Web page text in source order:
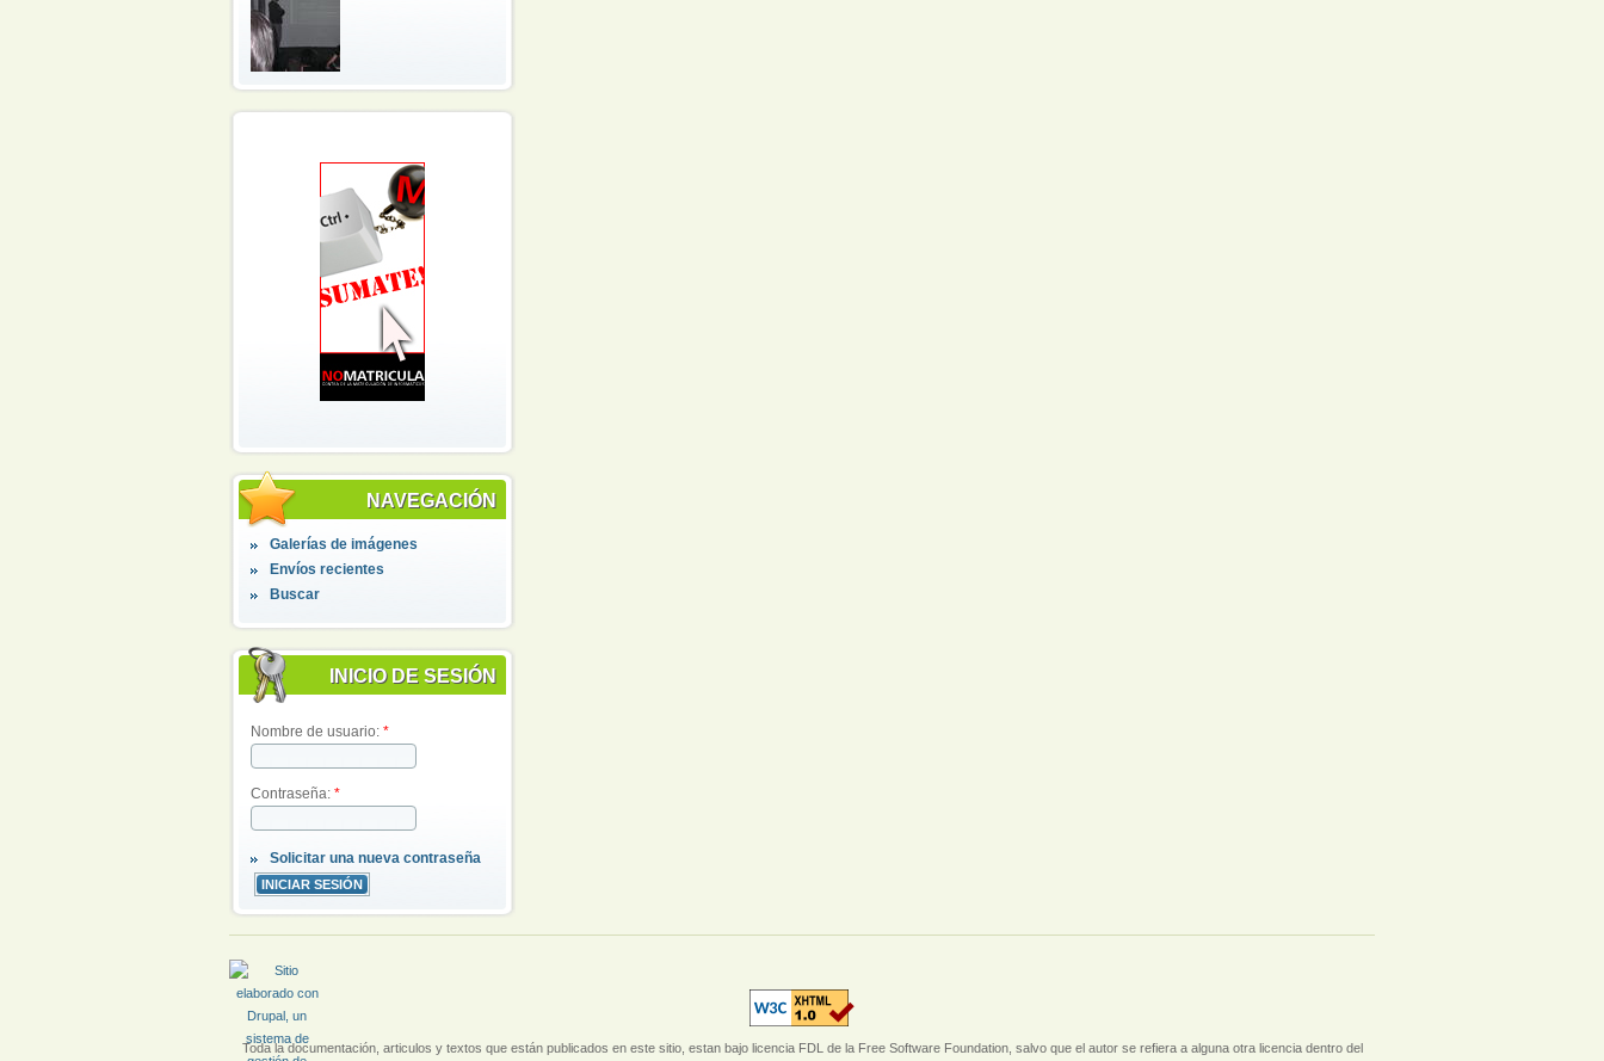
NAVEGACIÓN
Galerías de imágenes
Envíos recientes
Buscar
INICIO DE SESIÓN
Nombre de usuario: *
Contraseña: *
Solicitar una nueva contraseña
Toda la documentación, articulos y textos que están publicados en este sitio, estan bajo licencia FDL de la Free Software Foundation, salvo que el autor se refiera a alguna otra licencia dentro del